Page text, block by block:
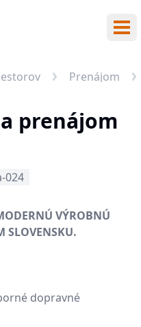
Prenájom
prenájom
024
VÝROBNÚ
SLOVENSKU.
dopravné